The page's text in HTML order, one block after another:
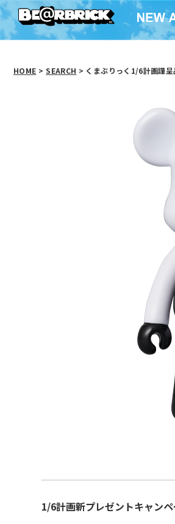
HOME > SEARCH > くまぶりっく1/6計画謹呈
1/6計画新プレゼントキャンペ